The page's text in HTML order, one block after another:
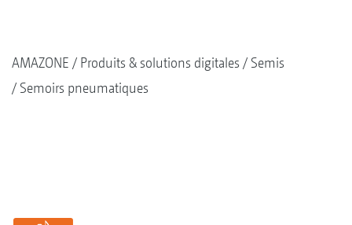
AMAZONE Produits & solutions digitales
Semis
Semoirs pneumatiques